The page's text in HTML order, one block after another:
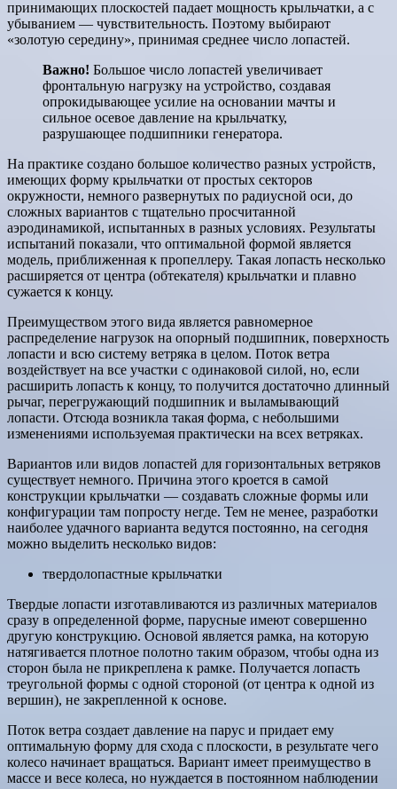
принимающих плоскостей падает мощность крыльчатки, а с
убыванием — чувствительность. Поэтому выбирают
«золотую середину», принимая среднее число лопастей.
Важно! Большое число лопастей увеличивает
фронтальную нагрузку на устройство, создавая
опрокидывающее усилие на основании мачты и
сильное осевое давление на крыльчатку,
разрушающее подшипники генератора.
На практике создано большое количество разных устройств,
имеющих форму крыльчатки от простых секторов
окружности, немного развернутых по радиусной оси, до
сложных вариантов с тщательно просчитанной
аэродинамикой, испытанных в разных условиях. Результаты
испытаний показали, что оптимальной формой является
модель, приближенная к пропеллеру. Такая лопасть несколько
расширяется от центра (обтекателя) крыльчатки и плавно
сужается к концу.
Преимуществом этого вида является равномерное
распределение нагрузок на опорный подшипник, поверхность
лопасти и всю систему ветряка в целом. Поток ветра
воздействует на все участки с одинаковой силой, но, если
расширить лопасть к концу, то получится достаточно длинный
рычаг, перегружающий подшипник и выламывающий
лопасти. Отсюда возникла такая форма, с небольшими
изменениями используемая практически на всех ветряках.
Вариантов или видов лопастей для горизонтальных ветряков
существует немного. Причина этого кроется в самой
конструкции крыльчатки — создавать сложные формы или
конфигурации там попросту негде. Тем не менее, разработки
наиболее удачного варианта ведутся постоянно, на сегодня
можно выделить несколько видов:
твердолопастные крыльчатки
Твердые лопасти изготавливаются из различных материалов
сразу в определенной форме, парусные имеют совершенно
другую конструкцию. Основой является рамка, на которую
натягивается плотное полотно таким образом, чтобы одна из
сторон была не прикреплена к рамке. Получается лопасть
треугольной формы с одной стороной (от центра к одной из
вершин), не закрепленной к основе.
Поток ветра создает давление на парус и придает ему
оптимальную форму для схода с плоскости, в результате чего
колесо начинает вращаться. Вариант имеет преимущество в
массе и весе колеса, но нуждается в постоянном наблюдении